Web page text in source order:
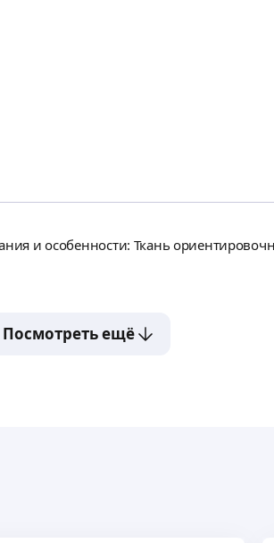
и особенности: Ткань
Посмотреть ещё